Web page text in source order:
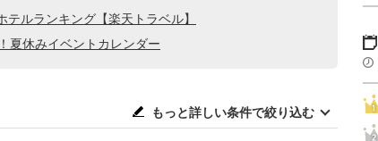
ルランキング【楽天トラベル】
夏休みイベントカレンダー
もっと詳しい条件で絞り込む